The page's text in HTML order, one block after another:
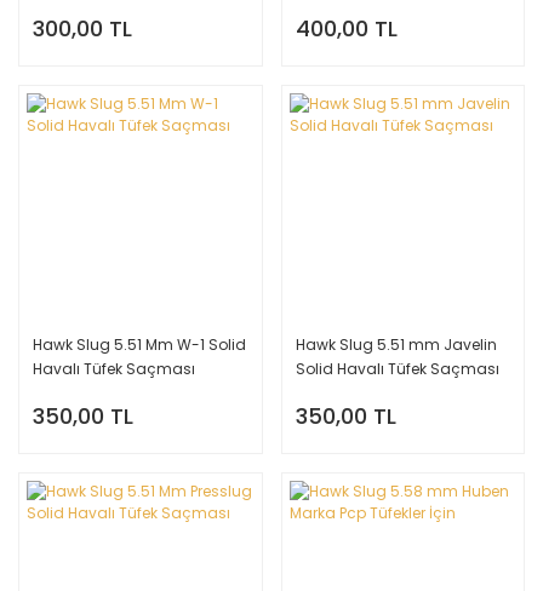
300,00 TL 400,00 TL
Hawk Slug 5.51 Mm W-1 Solid
Havalı Tüfek Saçması
350,00 TL
Hawk Slug 5.51 mm Javelin
Solid Havalı Tüfek Saçması
350,00 TL